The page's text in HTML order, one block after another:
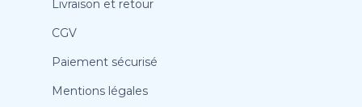
Livraison et retour
CGV
Paiement sécurisé
Mentions légales